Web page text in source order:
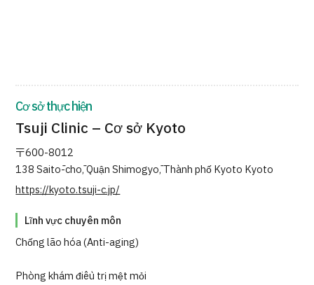
Cơ sở thực hiện
Tsuji Clinic – Cơ sở Kyoto
〒600-8012
138 Saitō-chō, Quận Shimogyō, Thành phố Kyoto Kyoto
https://kyoto.tsuji-c.jp/
Lĩnh vực chuyên môn
Chống lão hóa (Anti-aging)
Phòng khám điều trị mệt mỏi